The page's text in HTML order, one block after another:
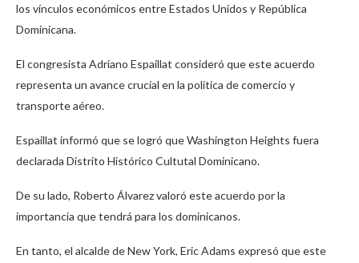
los vínculos económicos entre Estados Unidos y República
Dominicana.
El congresista Adriano Espaillat consideró que este acuerdo
representa un avance crucial en la política de comercio y
transporte aéreo.
Espaillat informó que se logró que Washington Heights fuera
declarada Distrito Histórico Cultutal Dominicano.
De su lado, Roberto Álvarez valoró este acuerdo por la
importancia que tendrá para los dominicanos.
En tanto, el alcalde de New York, Eric Adams expresó que este